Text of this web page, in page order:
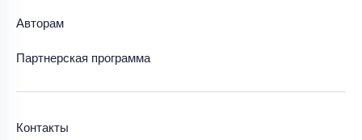
Авторам
Партнерская программа
Контакты